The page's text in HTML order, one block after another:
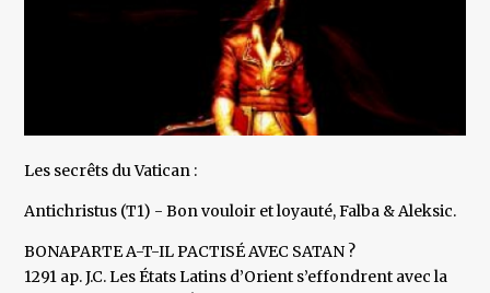
Les secrêts du Vatican :
Antichristus (T1) - Bon vouloir et loyauté, Falba & Aleksic.
BONAPARTE A-T-IL PACTISÉ AVEC SATAN ?
1291 ap. J.C. Les États Latins d’Orient s’effondrent avec la